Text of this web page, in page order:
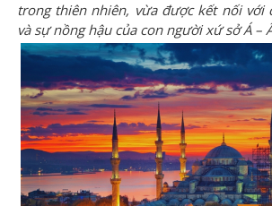
trong thiên nhiên, vừa được kết nối với
và sự nồng hậu của con người xứ sở Á –